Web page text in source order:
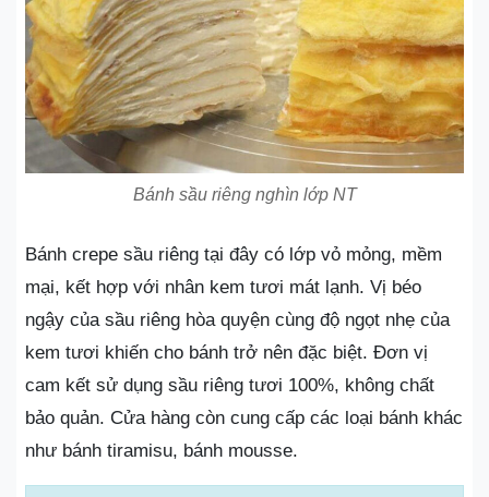
Bánh sầu riêng nghìn lớp NT
Bánh crepe sầu riêng tại đây có lớp vỏ mỏng, mềm
mại, kết hợp với nhân kem tươi mát lạnh. Vị béo
ngậy của sầu riêng hòa quyện cùng độ ngọt nhẹ của
kem tươi khiến cho bánh trở nên đặc biệt. Đơn vị
cam kết sử dụng sầu riêng tươi 100%, không chất
bảo quản. Cửa hàng còn cung cấp các loại bánh khác
như bánh tiramisu, bánh mousse.